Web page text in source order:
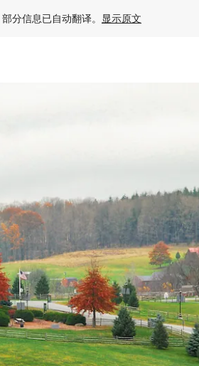
部分信息已自动翻译。 显示原文